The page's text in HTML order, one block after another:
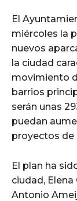
El
miércoles la
nuevos
la ciudad
movimiento
barrios
serán unas
puedan
proyectos de
El plan ha
ciudad,
Antonio